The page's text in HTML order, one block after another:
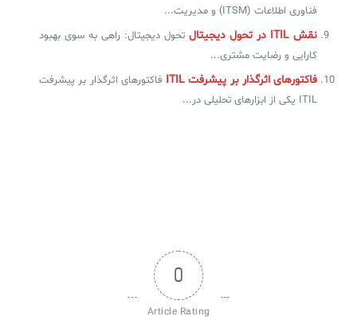
فناوری اطلاعات (ITSM) و مدیریت...
نقش ITIL در تحول دیجیتال
تحول دیجیتال: راهی به سوی بهبود
کارایی و رضایت مشتری...
فاکتورهای اثرگذار بر پیشرفت ITIL
فاکتورهای اثرگذار بر پیشرفت
ITIL یکی از ابزارهای تحلیلی در...
0
Article Rating